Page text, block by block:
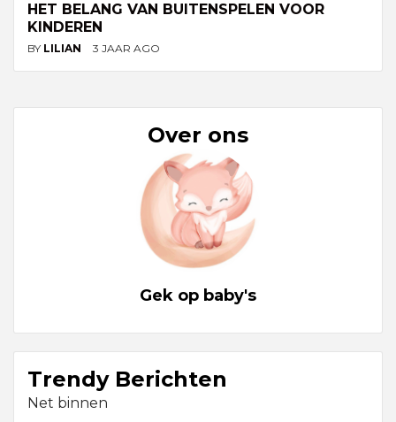
HET BELANG VAN BUITENSPELEN VOOR
KINDEREN
BY LILIAN 3 JAAR AGO
Over ons
Gek op baby's
Trendy Berichten
Net binnen